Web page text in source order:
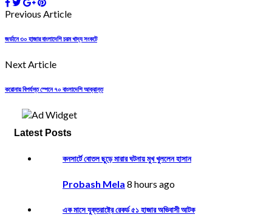
Previous Article
জর্ডানে ৩০ হাজার বাংলাদেশি চরম খাদ্য সংকটে
Next Article
করোনায় বিপর্যস্ত স্পেনে ৭০ বাংলাদেশি আক্রান্ত
Latest Posts
কনসার্টে বোতল ছুড়ে মারার ঘটনায় মুখ খুললেন হাসান
Probash Mela 8 hours ago
এক মাসে যুক্তরাষ্ট্রে রেকর্ড ৫১ হাজার অভিবাসী আটক